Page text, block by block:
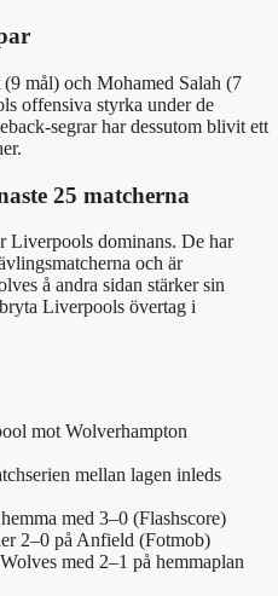
mål) och Mohamed Salah (7
offensiva styrka under de
segrar har dessutom blivit ett
25 matcherna
Liverpools dominans. De har
och är
å andra sidan stärker sin
Liverpools övertag i
mot Wolverhampton
mellan lagen inleds
med 3–0 (Flashscore)
2–0 på Anfield (Fotmob)
med 2–1 på hemmaplan